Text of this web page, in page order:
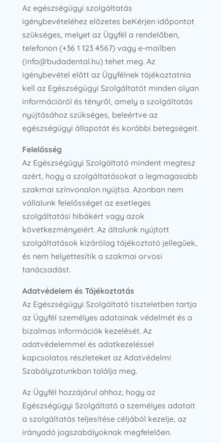
Az egészségügyi szolgáltatás
igénybevételéhez előzetes beKérjen időpontot
szükséges, melyet az Ügyfél a rendelőben,
telefonon (+36 1 123 4567) vagy e-mailben
(info@budadental.hu) tehet meg. Az
igénybevétel előtt az Ügyfélnek tájékoztatnia
kell az Egészségügyi Szolgáltatót minden olyan
információról és tényről, amely a szolgáltatás
nyújtásához szükséges, beleértve az
egészségügyi állapotát és korábbi betegségeit.
Felelősség
Az Egészségügyi Szolgáltató mindent megtesz
azért, hogy a szolgáltatásokat a legmagasabb
szakmai színvonalon nyújtsa. Azonban nem
vállalunk felelősséget az esetleges
szolgáltatási hibákért vagy azok
következményeiért. Az általunk nyújtott
szolgáltatások kizárólag tájékoztató jellegűek,
és nem helyettesítik a szakmai orvosi
tanácsadást.
Adatvédelem és Tájékoztatás
Az Egészségügyi Szolgáltató tiszteletben tartja
az Ügyfél személyes adatainak védelmét és a
bizalmas információk kezelését. Az
adatvédelemmel és adatkezeléssel
kapcsolatos részleteket az Adatvédelmi
Szabályzatunkban találja meg.
Az Ügyfél hozzájárul ahhoz, hogy az
Egészségügyi Szolgáltató a személyes adatait
a szolgáltatás teljesítése céljából kezelje, az
irányadó jogszabályoknak megfelelően.